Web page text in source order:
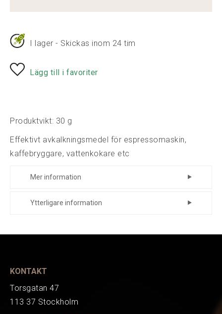
I lager - Skickas inom 24 tim
Lägg till i favoriter
Produktvikt: 30 g
Effektivt avkalkningsmedel för espressomaskin,
kaffebryggare, vattenkokare etc
Mer information
1 st påse som ger 1,5 liter
14 kr:
Ytterligare information
Art.nr.
KONTAKT
Torsgatan 47
113 37 Stockholm